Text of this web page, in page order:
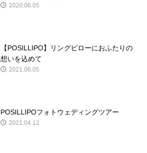
2020.06.05
【POSILLIPO】リングピローにおふたりの
想いを込めて
2021.06.05
POSILLIPOフォトウェディングツアー
2021.04.12